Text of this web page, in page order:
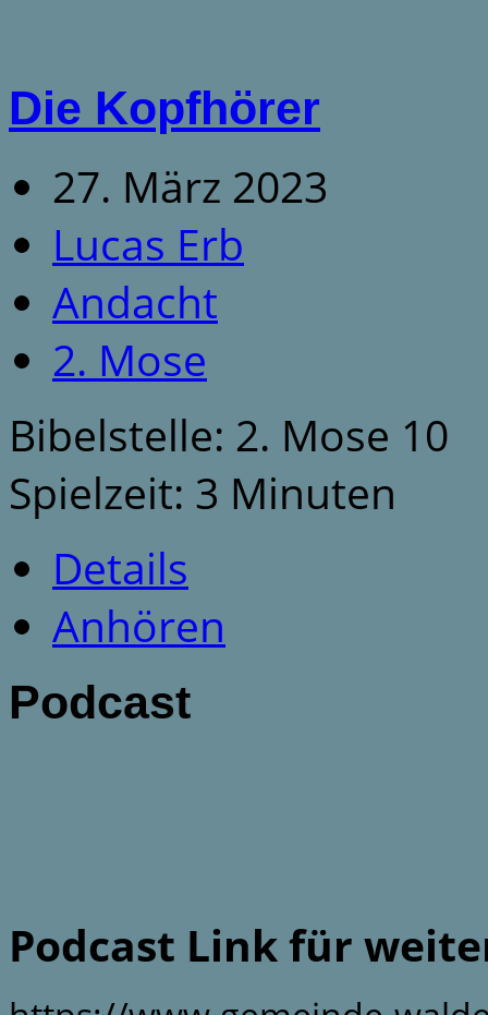
Die Kopfhörer
27. März 2023
Lucas Erb
Andacht
2. Mose
Bibelstelle: 2. Mose 10
Spielzeit: 3 Minuten
Details
Anhören
Podcast
Podcast Link für